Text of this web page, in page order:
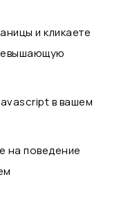
и кликаете
в вашем
на поведение